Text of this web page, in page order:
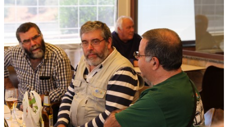
Log diploma en Pdf
Fotos▼
Sistemas Digitales
Noticias de interés
Contacto